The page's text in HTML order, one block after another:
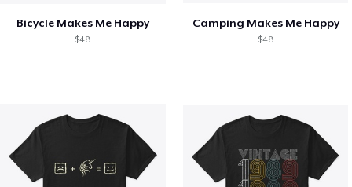
Bicycle Makes Me Happy
$48
Camping Makes Me Happy
$48